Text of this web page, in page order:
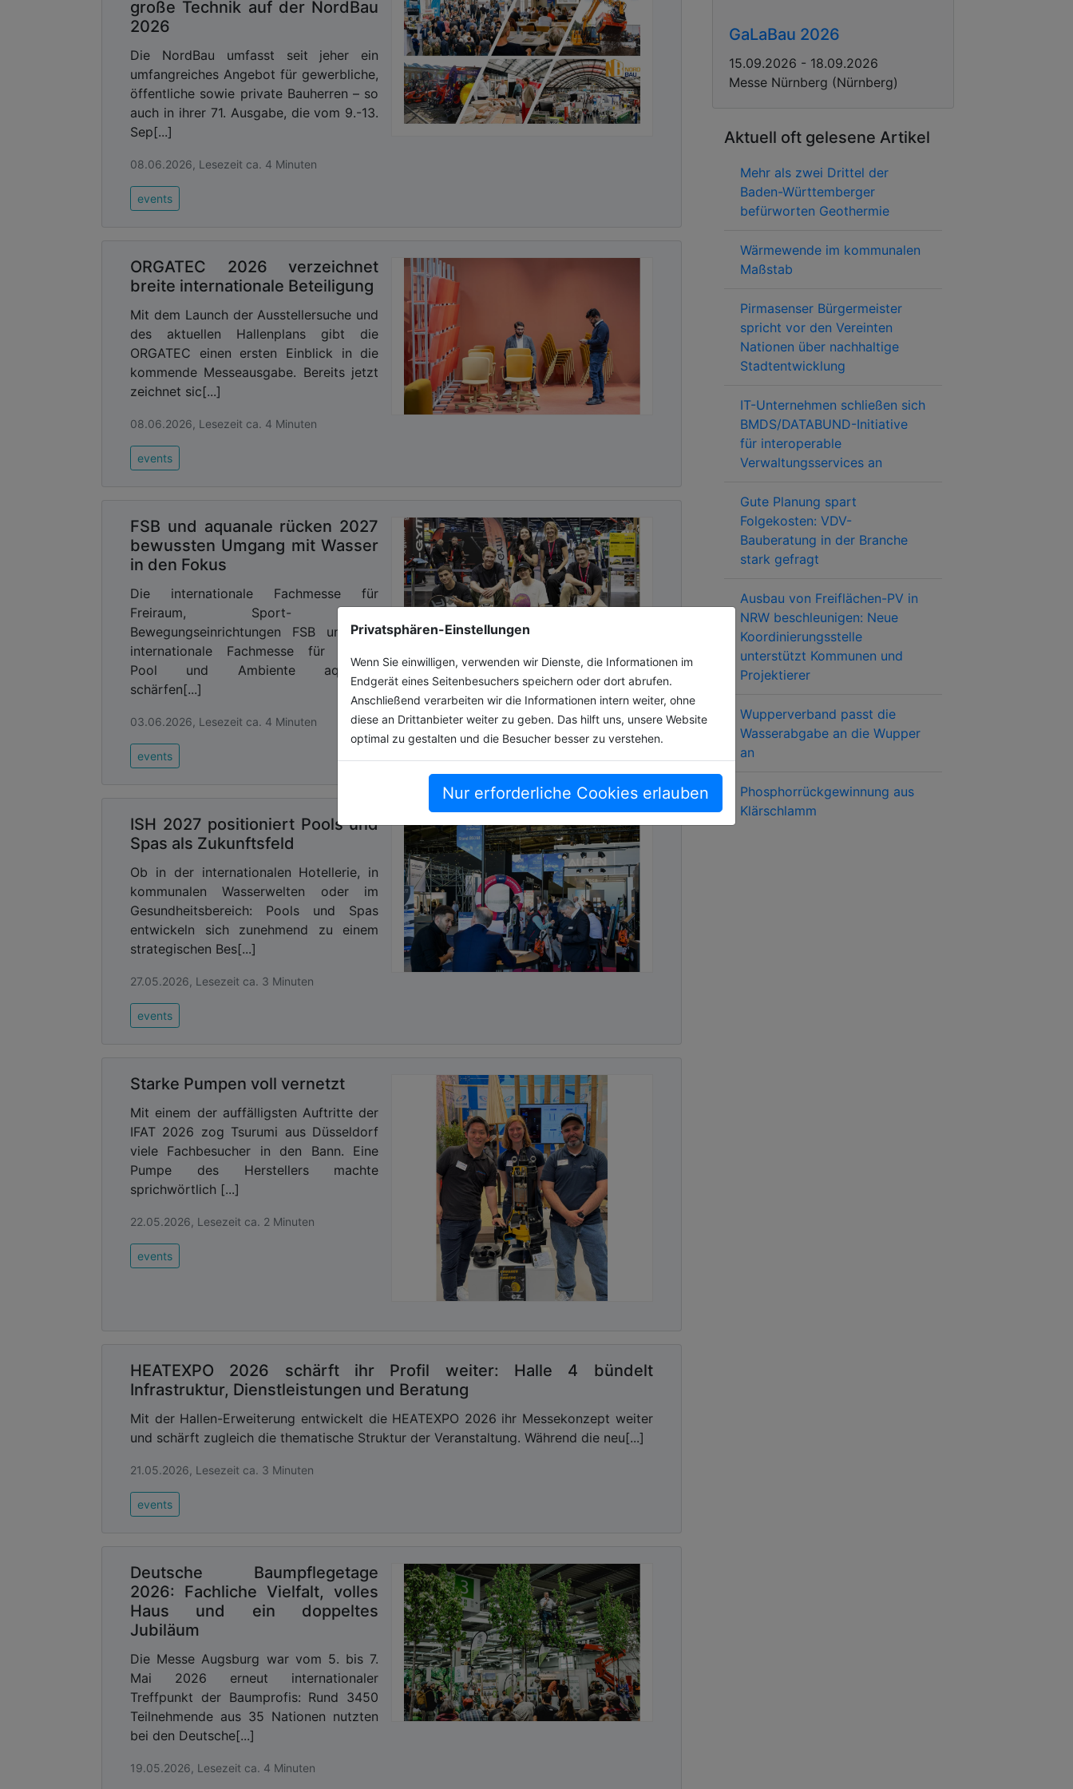
Privatsphären-Einstellungen
Wenn Sie einwilligen, verwenden wir Dienste, die Informationen im
Endgerät eines Seitenbesuchers speichern oder dort abrufen.
Anschließend verarbeiten wir die Informationen intern weiter, ohne
diese an Drittanbieter weiter zu geben. Das hilft uns, unsere Website
optimal zu gestalten und die Besucher besser zu verstehen.
Nur erforderliche Cookies erlauben
Planungs- und Bauvorhaben.
Die detaillierten bibliografischen Angaben und die strukturierte Aufbereitung der Inhalte
machen das Werk sowohl für Fachleute als auch für interessierte Leserinnen und Leser zu
einer wertvollen Informationsquelle. Insgesamt stellt „CRADLE“ einen gelungenen Beitrag
zur Diskussion um nachhaltige und zukunftsorientierte Architektur dar.
Format: 270 × 200 mm
Gewicht: 1242 Gramm
Bindung: Fadenbindung
Umschlag: Halbband, Graupappe mit Siebdruck
Sprache: Englisch ISBN 978-3-945539-57-6
Advertising
Abonnieren Sie unseren Newsletter mit Link zur kostenlosen PDF
Ausgabe der Kommunalwirtschaft!
große Technik auf der NordBau
2026
Die NordBau umfasst seit jeher ein
umfangreiches Angebot für gewerbliche,
öffentliche sowie private Bauherren – so
auch in ihrer 71. Ausgabe, die vom 9.-13.
Sep[...]
08.06.2026, Lesezeit ca. 4 Minuten
events
ORGATEC 2026 verzeichnet
breite internationale Beteiligung
Mit dem Launch der Ausstellersuche und
des aktuellen Hallenplans gibt die
ORGATEC einen ersten Einblick in die
kommende Messeausgabe. Bereits jetzt
zeichnet sic[...]
08.06.2026, Lesezeit ca. 4 Minuten
events
FSB und aquanale rücken 2027
bewussten Umgang mit Wasser
in den Fokus
Die internationale Fachmesse für
Freiraum, Sport- und
Bewegungseinrichtungen FSB und die
internationale Fachmesse für Sauna,
Pool und Ambiente aquanale
schärfen[...]
03.06.2026, Lesezeit ca. 4 Minuten
events
ISH 2027 positioniert Pools und
Spas als Zukunftsfeld
Ob in der internationalen Hotellerie, in
kommunalen Wasserwelten oder im
Gesundheitsbereich: Pools und Spas
entwickeln sich zunehmend zu einem
strategischen Bes[...]
27.05.2026, Lesezeit ca. 3 Minuten
events
Starke Pumpen voll vernetzt
Mit einem der auffälligsten Auftritte der
IFAT 2026 zog Tsurumi aus Düsseldorf
viele Fachbesucher in den Bann. Eine
Pumpe des Herstellers machte
sprichwörtlich [...]
22.05.2026, Lesezeit ca. 2 Minuten
events
HEATEXPO 2026 schärft ihr Profil weiter: Halle 4 bündelt
Infrastruktur, Dienstleistungen und Beratung
Mit der Hallen-Erweiterung entwickelt die HEATEXPO 2026 ihr Messekonzept weiter
und schärft zugleich die thematische Struktur der Veranstaltung. Während die neu[...]
21.05.2026, Lesezeit ca. 3 Minuten
events
Deutsche Baumpflegetage
2026: Fachliche Vielfalt, volles
Haus und ein doppeltes
Jubiläum
Die Messe Augsburg war vom 5. bis 7.
Mai 2026 erneut internationaler
Treffpunkt der Baumprofis: Rund 3450
Teilnehmende aus 35 Nationen nutzten
bei den Deutsche[...]
19.05.2026, Lesezeit ca. 4 Minuten
GaLaBau 2026
15.09.2026 - 18.09.2026
Messe Nürnberg (Nürnberg)
Aktuell oft gelesene Artikel
Mehr als zwei Drittel der
Baden-Württemberger
befürworten Geothermie
Wärmewende im kommunalen
Maßstab
Pirmasenser Bürgermeister
spricht vor den Vereinten
Nationen über nachhaltige
Stadtentwicklung
IT-Unternehmen schließen sich
BMDS/DATABUND-Initiative
für interoperable
Verwaltungsservices an
Gute Planung spart
Folgekosten: VDV-
Bauberatung in der Branche
stark gefragt
Ausbau von Freiflächen-PV in
NRW beschleunigen: Neue
Koordinierungsstelle
unterstützt Kommunen und
Projektierer
Wupperverband passt die
Wasserabgabe an die Wupper
an
Phosphorrückgewinnung aus
Klärschlamm